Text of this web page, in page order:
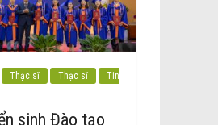
Thạc sĩ Thạc sĩ
Tin
sinh Đào tạo